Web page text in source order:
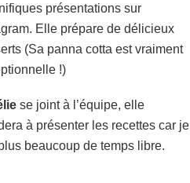
présentations sur
Elle prépare de délicieux
(Sa panna cotta est vraiment
!)
se joint à l’équipe, elle
à présenter les recettes car je
beaucoup de temps libre.